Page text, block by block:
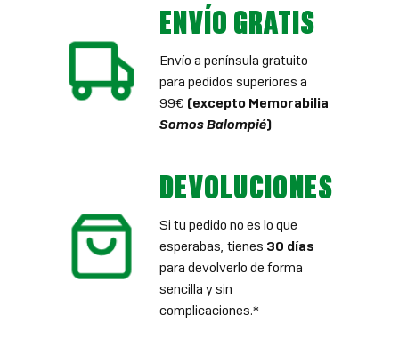
ENVÍO GRATIS
Envío a península gratuito
para pedidos superiores a
99€ (excepto Memorabilia
Somos Balompié)
DEVOLUCIONES
Si tu pedido no es lo que
esperabas, tienes 30 días
para devolverlo de forma
sencilla y sin
complicaciones.*